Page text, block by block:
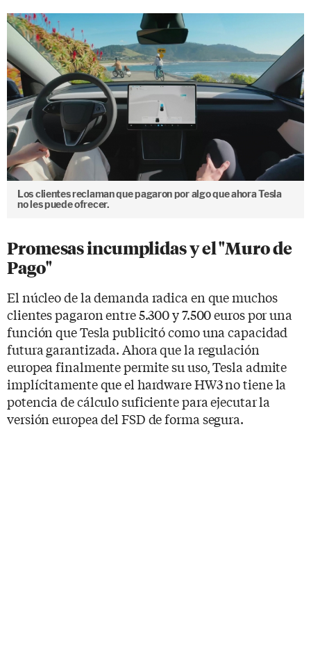
Los clientes reclaman que pagaron por algo que ahora Tesla
no les puede ofrecer.
Promesas incumplidas y el "Muro de
Pago"
El núcleo de la demanda radica en que muchos
clientes pagaron entre 5.300 y 7.500 euros por una
función que Tesla publicitó como una capacidad
futura garantizada. Ahora que la regulación
europea finalmente permite su uso, Tesla admite
implícitamente que el hardware HW3 no tiene la
potencia de cálculo suficiente para ejecutar la
versión europea del FSD de forma segura.